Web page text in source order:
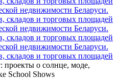
недвижимости Беларуси.
складов и торговых площадей
недвижимости Беларуси.
складов и торговых площадей
недвижимости Беларуси.
складов и торговых площадей
проекты о солнце, моде,
School Shows